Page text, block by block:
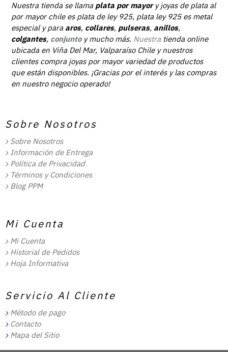
Nuestra tienda se llama plata por mayory joyas de plata al
por mayor chile es plata de ley 925, plata ley 925 es metal
especial y para aros, collares, pulseras, anillos,
colgantes, conjunto y mucho más. Nuestra tienda online
ubicada en Viña Del Mar, Valparaíso Chile y nuestros
clientes compra joyas por mayor variedad de productos
que están disponibles. ¡Gracias por el interés y las compras
en nuestro negocio operado!
Sobre Nosotros
Sobre Nosotros
Información de Entrega
Política de Privacidad
Términos y Condiciones
Blog PPM
Mi Cuenta
Mi Cuenta
Historial de Pedidos
Hoja Informativa
Servicio Al Cliente
Método de pago
Contacto
Mapa del Sitio